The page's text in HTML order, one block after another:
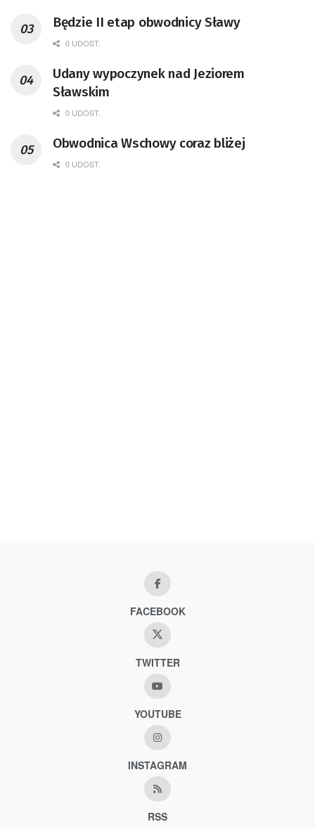
Będzie II etap obwodnicy Sławy
0 UDOST.
Udany wypoczynek nad Jeziorem
Sławskim
0 UDOST.
Obwodnica Wschowy coraz bliżej
0 UDOST.
FACEBOOK
TWITTER
YOUTUBE
INSTAGRAM
RSS